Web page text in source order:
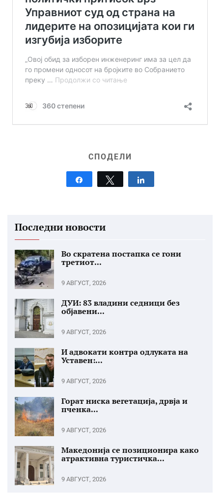
СПОДЕЛИ
Tweet
Последни новости
Во скратена постапка се гони
третиот...
9 АВГУСТ, 2026
ДУИ: 83 владини седници без
објавени...
9 АВГУСТ, 2026
И адвокати контра одлуката на
Уставен:...
9 АВГУСТ, 2026
Горат ниска вегетација, дрвја и
пченка...
9 АВГУСТ, 2026
Македонија се позиционира како
атрактивна туристичка...
9 АВГУСТ, 2026